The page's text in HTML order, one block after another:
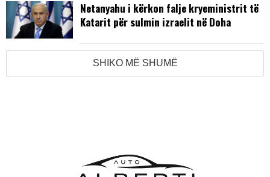
Netanyahu i kërkon falje kryeministrit të
Katarit për sulmin izraelit në Doha
SHIKO MË SHUMË